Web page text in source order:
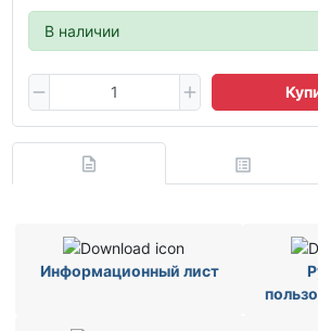
В наличии
Информационный лист